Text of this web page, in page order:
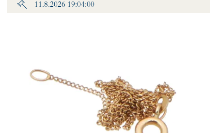
11.8.2026 19:04:00